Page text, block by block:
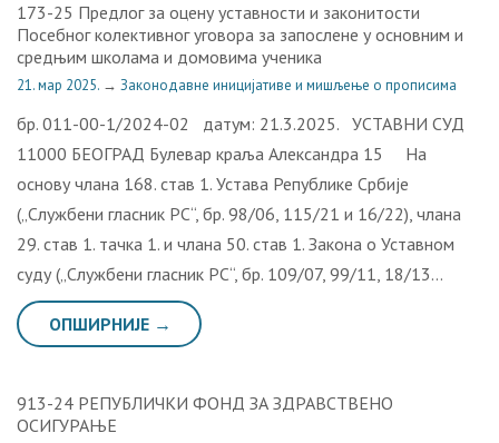
173-25 Предлог за оцену уставности и законитости
Посебног колективног уговора за запослене у основним и
средњим школама и домовима ученика
21. мар 2025. → Законодавне иницијативе и мишљење о прописима
бр. 011-00-1/2024-02 датум: 21.3.2025. УСТАВНИ СУД
11000 БЕОГРАД Булевар краља Александра 15 На
основу члана 168. став 1. Устава Републике Србије
(„Службени гласник РС“, бр. 98/06, 115/21 и 16/22), члана
29. став 1. тачка 1. и члана 50. став 1. Закона о Уставном
суду („Службени гласник РС“, бр. 109/07, 99/11, 18/13…
ОПШИРНИЈЕ →
913-24 РЕПУБЛИЧКИ ФОНД ЗА ЗДРАВСТВЕНО
ОСИГУРАЊЕ